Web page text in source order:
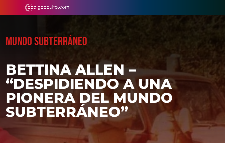
MUNDO SUBTERRÁNEO
BETTINA ALLEN –
“DESPIDIENDO A UNA
PIONERA DEL MUNDO
SUBTERRÁNEO”